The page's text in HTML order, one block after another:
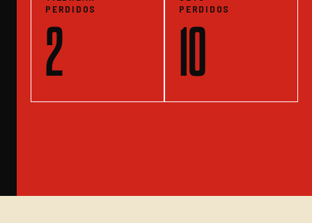
PERDIDOS
2
PERDIDOS
10